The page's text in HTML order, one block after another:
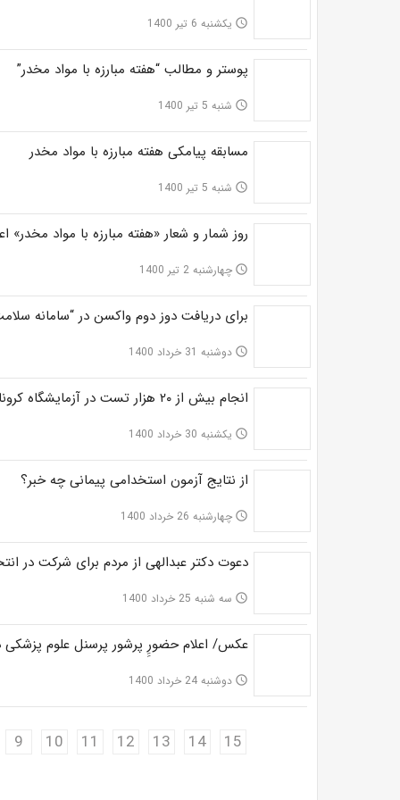
access_time یکشنبه 6 تیر 1400
پوستر و مطالب “هفته مبارزه با مواد مخدر”
access_time شنبه 5 تیر 1400
مسابقه پیامکی هفته مبارزه با مواد مخدر
access_time شنبه 5 تیر 1400
روز شمار و شعار «هفته مبارزه با مواد مخدر»
access_time چهارشنبه 2 تیر 1400
برای دریافت دوز دوم واکسن در “سامانه
access_time دوشنبه 31 خرداد 1400
انجام بیش از ۲۰ هزار تست در آزمایشگاه کرونا دانشگده گراش+عکس
access_time یکشنبه 30 خرداد 1400
از نتایج آزمون استخدامی پیمانی چه خبر؟
access_time چهارشنبه 26 خرداد 1400
دعوت دکتر عبدالهی از مردم برای شرکت در
access_time سه شنبه 25 خرداد 1400
عکس/ اعلام حضورِِ پرشور پرسنل علوم پزشکی در
access_time دوشنبه 24 خرداد 1400
9 10 11 12 13 14 15